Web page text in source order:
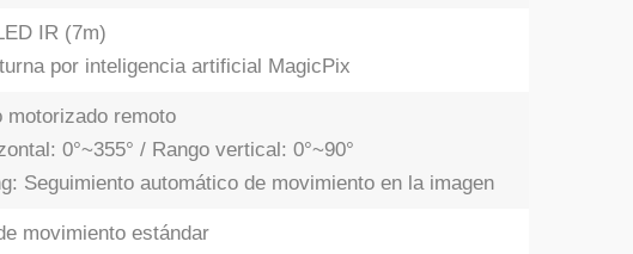
IR (7m)
por inteligencia artificial MagicPix
motorizado remoto
0°~355° / Rango vertical: 0°~90°
Seguimiento automático de movimiento en la imagen
movimiento estándar